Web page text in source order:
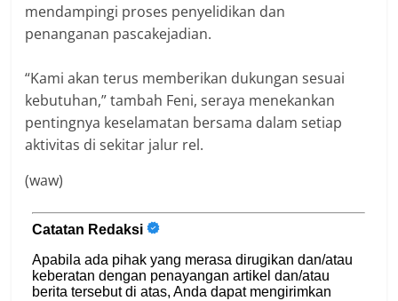
mendampingi proses penyelidikan dan
penanganan pascakejadian.
‎“Kami akan terus memberikan dukungan sesuai
kebutuhan,” tambah Feni, seraya menekankan
pentingnya keselamatan bersama dalam setiap
aktivitas di sekitar jalur rel.
(waw)